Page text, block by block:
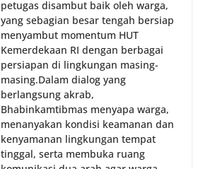
petugas disambut baik oleh warga,
yang sebagian besar tengah bersiap
menyambut momentum HUT
Kemerdekaan RI dengan berbagai
persiapan di lingkungan masing-
masing.‎Dalam dialog yang
berlangsung akrab,
Bhabinkamtibmas menyapa warga,
menanyakan kondisi keamanan dan
kenyamanan lingkungan tempat
tinggal, serta membuka ruang